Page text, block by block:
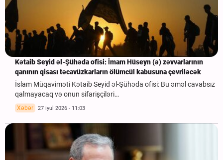
Kətaib Seyid əl-Şühəda ofisi: İmam Hüseyn (ə) zəvvarlarının
qanının qisası təcavüzkarların ölümcül kabusuna çevriləcək
İslam Müqaviməti Kətaib Seyid əl-Şühəda ofisi: Bu əməl cavabsız
qalmayacaq və onun sifarişçiləri…
Xəbər 27 iyul 2026 - 11:03